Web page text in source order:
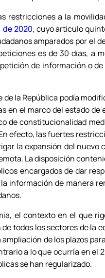
restricciones a la
de 2020, cuyo artículo
amparados por el
es de 30 días, a
de información o
la República podía
en el marco del estado de
de constitucionalidad
efecto, las fuertes
la expansión del nuevo
La disposición
encargados de dar
información de manera
el contexto en el que
todos los sectores de la
de los plazos
a lo que ocurría en el
se han regularizado.